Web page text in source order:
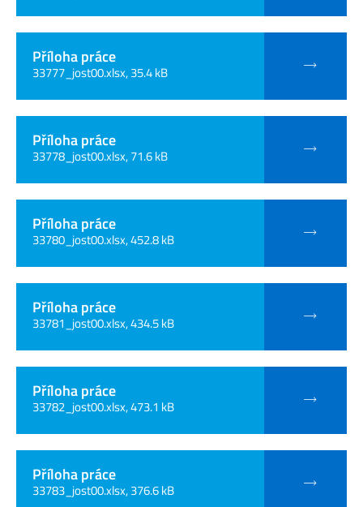
Příloha práce
33777_jost00.xlsx, 35.4 kB
Příloha práce
33778_jost00.xlsx, 71.6 kB
Příloha práce
33780_jost00.xlsx, 452.8 kB
Příloha práce
33781_jost00.xlsx, 434.5 kB
Příloha práce
33782_jost00.xlsx, 473.1 kB
Příloha práce
33783_jost00.xlsx, 376.6 kB